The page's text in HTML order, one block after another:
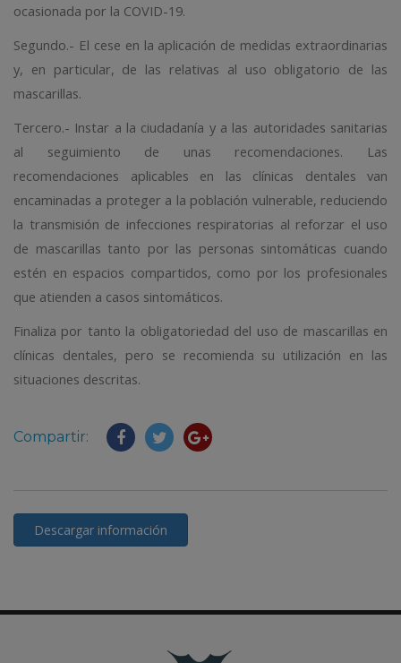
ocasionada por la COVID-19.
Segundo.- El cese en la aplicación de medidas extraordinarias
y, en particular, de las relativas al uso obligatorio de las
mascarillas.
Tercero.- Instar a la ciudadanía y a las autoridades sanitarias
al seguimiento de unas recomendaciones. Las
recomendaciones aplicables en las clínicas dentales van
encaminadas a proteger a la población vulnerable, reduciendo
la transmisión de infecciones respiratorias al reforzar el uso
de mascarillas tanto por las personas sintomáticas cuando
estén en espacios compartidos, como por los profesionales
que atienden a casos sintomáticos.
Finaliza por tanto la obligatoriedad del uso de mascarillas en
clínicas dentales, pero se recomienda su utilización en las
situaciones descritas.
Compartir:
Descargar información